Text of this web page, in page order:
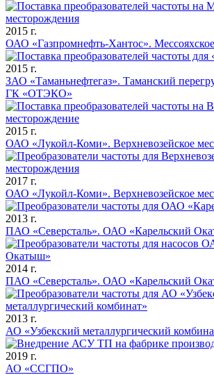
2015 г.
ОАО «Газпромнефть-Хантос».
2015 г.
ЗАО «Таманьнефтегаз». Таманский
ГК «ОТЭКО»
2015 г.
ОАО «Лукойл-Коми». Верхневозейское
2017 г.
ОАО «Лукойл-Коми». Верхневозейское
2013 г.
ПАО «Северсталь». ОАО «Карельский
2014 г.
ПАО «Северсталь». ОАО «Карельский
2013 г.
АО «Узбекский металлургический
2019 г.
АО «ССГПО»